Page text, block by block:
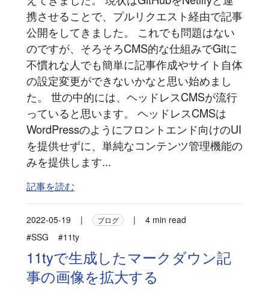
携させることで、プルリクエスト経由で記事
公開をしてきました。 これでも問題はない
のですが、そろそろCMS的な仕組みでGitに
不慣れな人でも簡単に記事作成やサイト自体
の設定変更ができないかなと思い始めまし
た。 世の中的には、ヘッドレスCMSが流行
っていると思います。 ヘッドレスCMSは
WordPressのようにフロントエンド向けのUI
を提供せずに、単純なコンテンツ管理機能の
みを提供します...
記事を読む
2022-05-19 | ブログ |
4 min read
#SSG
#11ty
11tyで生成したマークダウン記
事の画像を拡大する